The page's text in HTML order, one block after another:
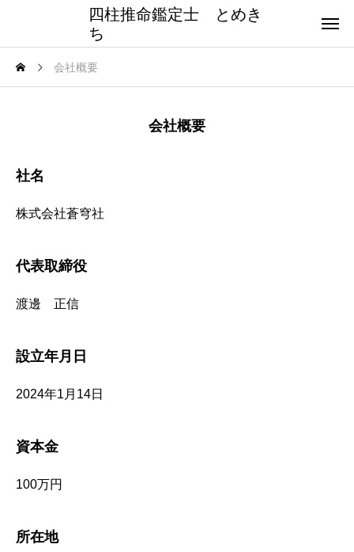
四柱推命鑑定士 とめき
ち
会社概要
会社概要
社名
株式会社蒼穹社
代表取締役
渡邊 正信
設立年月日
2024年1月14日
資本金
100万円
所在地